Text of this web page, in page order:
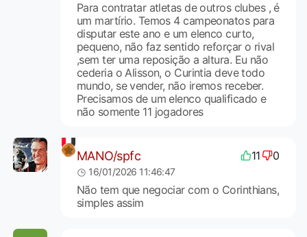
Para contratar atletas de outros clubes , é
um martírio. Temos 4 campeonatos para
disputar este ano e um elenco curto,
pequeno, não faz sentido reforçar o rival
,sem ter uma reposição a altura. Eu não
cederia o Alisson, o Curintia deve todo
mundo, se vender, não iremos receber.
Precisamos de um elenco qualificado e
não somente 11 jogadores
MANO/spfc 11 0
16/01/2026 11:46:47
Não tem que negociar com o Corinthians,
simples assim